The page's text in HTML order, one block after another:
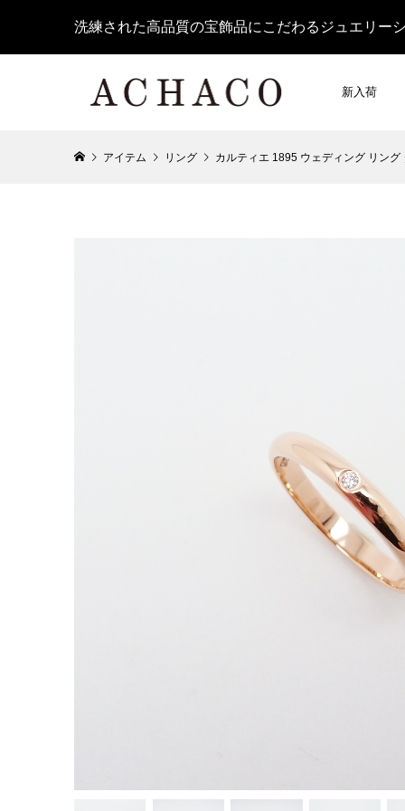
洗練された高品質の宝飾品にこだわるジュエリー
新入荷
アイテム リング カルティエ 1895 ウェディング リン